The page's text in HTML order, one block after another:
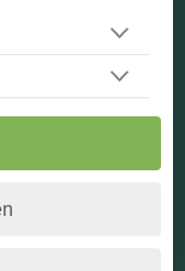
inkl. der jeweils